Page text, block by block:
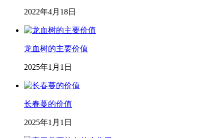
2022年4月18日
龙血树的主要价值
2025年1月1日
长春蔓的价值
2025年1月1日